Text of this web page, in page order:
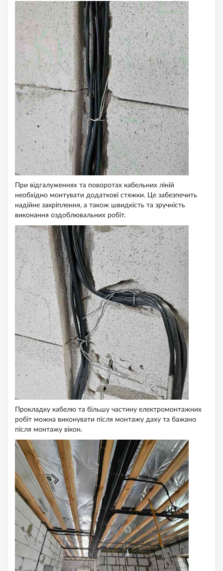
При відгалуженнях та поворотах кабельних ліній
необхідно монтувати додаткові стяжки. Це забезпечить
надійне закріплення, а також швидкість та зручність
виконання оздоблювальних робіт.
Прокладку кабелю та більшу частину електромонтажних
робіт можна виконувати після монтажу даху та бажано
після монтажу вікон.